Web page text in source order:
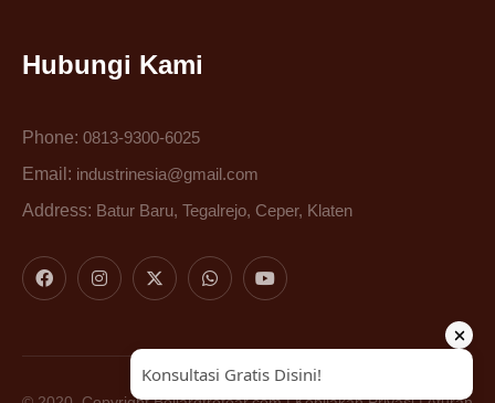
Hubungi Kami
Phone: 0813-9300-6025
Email: industrinesia@gmail.com
Address: Batur Baru, Tegalrejo, Ceper, Klaten